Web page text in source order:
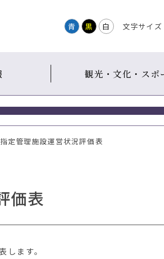
青 黒 白 文字サイズ
観光・文化・スポ
定管理施設運営状況評価表
価表
ます。